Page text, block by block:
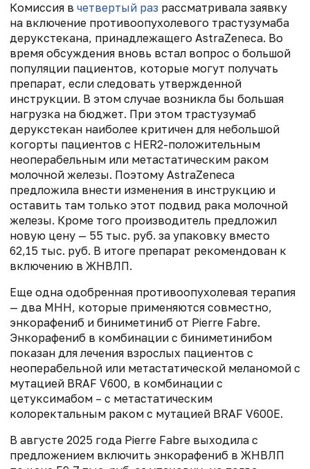
Комиссия в четвертый раз рассматривала заявку
на включение противоопухолевого трастузумаба
дерукстекана, принадлежащего AstraZeneca. Во
время обсуждения вновь встал вопрос о большой
популяции пациентов, которые могут получать
препарат, если следовать утвержденной
инструкции. В этом случае возникла бы большая
нагрузка на бюджет. При этом трастузумаб
дерукстекан наиболее критичен для небольшой
когорты пациентов с HER2-положительным
неоперабельным или метастатическим раком
молочной железы. Поэтому AstraZeneca
предложила внести изменения в инструкцию и
оставить там только этот подвид рака молочной
железы. Кроме того производитель предложил
новую цену — 55 тыс. руб. за упаковку вместо
62,15 тыс. руб. В итоге препарат рекомендован к
включению в ЖНВЛП.
Еще одна одобренная противоопухолевая терапия
— два МНН, которые применяются совместно,
энкорафениб и биниметиниб от Pierre Fabre.
Энкорафениб в комбинации с биниметинибом
показан для лечения взрослых пациентов с
неоперабельной или метастатической меланомой с
мутацией BRAF V600, в комбинации с
цетуксимабом – с метастатическим
колоректальным раком с мутацией BRAF V600E.
В августе 2025 года Pierre Fabre выходила с
предложением включить энкорафениб в ЖНВЛП